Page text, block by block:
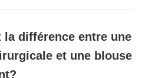
la différence entre une
et une blouse